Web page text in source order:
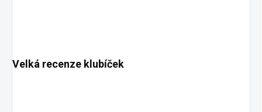
Velká recenze klubíček